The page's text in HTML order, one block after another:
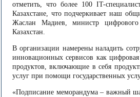
отметить, что более 100 IT-
Казахстане, что подчеркивает наш
Жаслан Мадиев, министр цифрового
Казахстан.
В организации намерены наладить
инновационных сервисов как
продуктов, включающие в себя
услуг при помощи государственных
«Подписание меморандума – важный